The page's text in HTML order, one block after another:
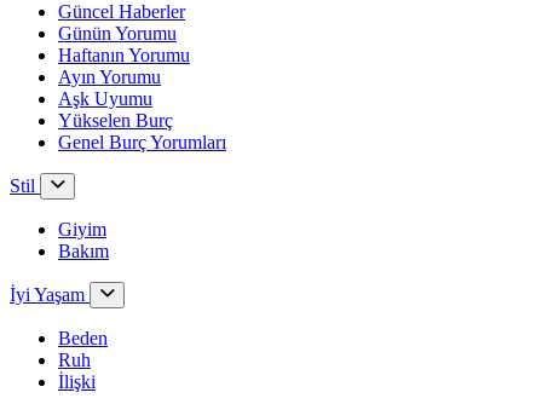
Güncel Haberler
Günün Yorumu
Haftanın Yorumu
Ayın Yorumu
Aşk Uyumu
Yükselen Burç
Genel Burç Yorumları
Stil
Giyim
Bakım
İyi Yaşam
Beden
Ruh
İlişki